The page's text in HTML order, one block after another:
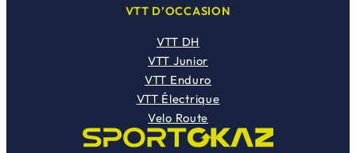
VTT D’OCCASION
VTT DH
VTT Junior
VTT Enduro
VTT Électrique
Velo Route